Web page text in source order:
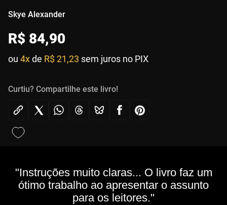
Skye Alexander
R$ 84,90
ou 4xde R$ 21,23 sem juros no PIX
Curtiu? Compartilhe este livro!
"Instruções muito claras... O livro faz um
ótimo trabalho ao apresentar o assunto
para os leitores."